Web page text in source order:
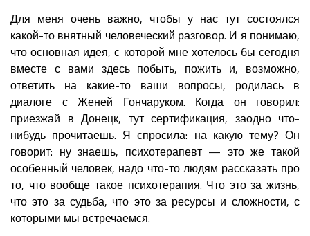
Для меня очень важно, чтобы у нас тут состоялся
какой-то внятный человеческий разговор. И я понимаю,
что основная идея, с которой мне хотелось бы сегодня
вместе с вами здесь побыть, пожить и, возможно,
ответить на какие-то ваши вопросы, родилась в
диалоге с Женей Гончаруком. Когда он говорил:
приезжай в Донецк, тут сертификация, заодно что-
нибудь прочитаешь. Я спросила: на какую тему? Он
говорит: ну знаешь, психотерапевт — это же такой
особенный человек, надо что-то людям рассказать про
то, что вообще такое психотерапия. Что это за жизнь,
что это за судьба, что это за ресурсы и сложности, с
которыми мы встречаемся.